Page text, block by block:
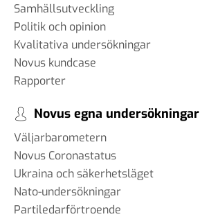
Samhällsutveckling
Politik och opinion
Kvalitativa undersökningar
Novus kundcase
Rapporter
Novus egna undersökningar
Väljarbarometern
Novus Coronastatus
Ukraina och säkerhetsläget
Nato-undersökningar
Partiledarförtroende